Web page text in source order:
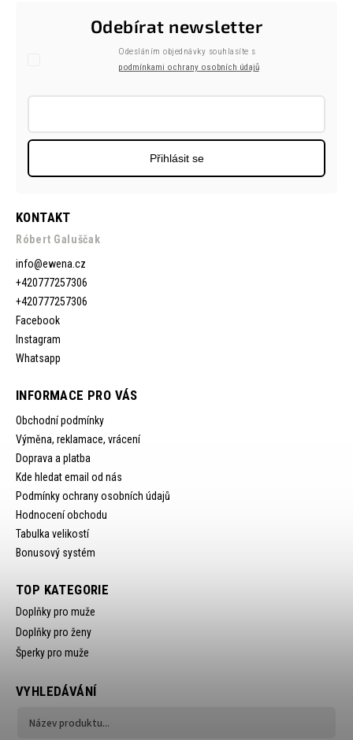
KONTAKT
Róbert Galuščak
info@ewena.cz
+420777257306
+420777257306
Facebook
Instagram
Whatsapp
INFORMACE PRO VÁS
Obchodní podmínky
Výměna, reklamace, vrácení
Doprava a platba
Kde hledat email od nás
Podmínky ochrany osobních údajů
Hodnocení obchodu
Tabulka velikostí
Bonusový systém
Odebírat newsletter
Odesláním objednávky souhlasíte s
podmínkami ochrany osobních údajů
Přihlásit se
TOP KATEGORIE
Doplňky pro muže
Doplňky pro ženy
Šperky pro muže
VYHLEDÁVÁNÍ